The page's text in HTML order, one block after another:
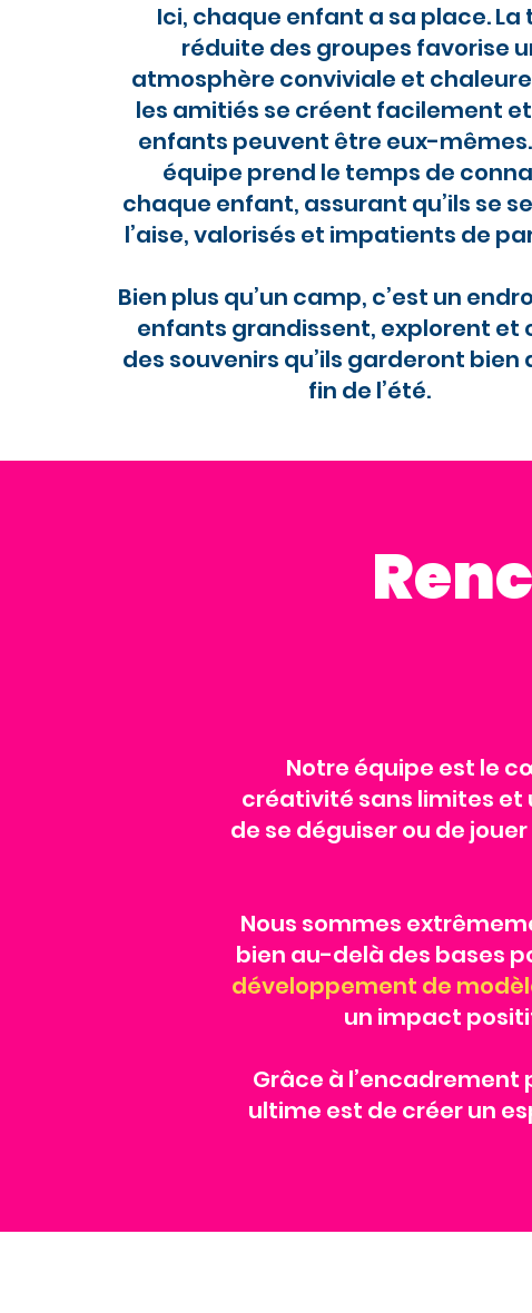
Ici, chaque enfant a sa place. La
réduite des groupes favorise
atmosphère conviviale et
les amitiés se créent facilement
enfants peuvent être eux-
équipe prend le temps de
chaque enfant, assurant qu’ils se
l’aise, valorisés et impatients de
Bien plus qu’un camp, c’est un
enfants grandissent, explorent et
des souvenirs qu’ils garderont bien
fin de l’été.
Notre équipe est le
créativité sans limites et
de se déguiser ou de
Nous sommes
bien au-delà des bases
développement de
un impact
Grâce à
ultime est de créer un